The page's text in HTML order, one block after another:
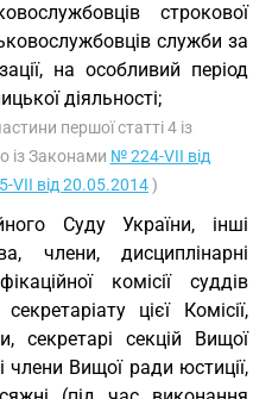
строкової
служби за
на особливий період
діяльності;
першої статті 4 із
із Законами № 224-VII від
VII від 20.05.2014)
Суду України, інші
члени, дисциплінарні
комісії суддів
цієї Комісії,
секретарі секцій Вищої
члени Вищої ради юстиції,